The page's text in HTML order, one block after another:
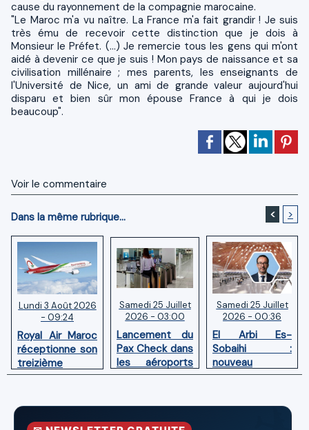
cause du rayonnement de la compagnie marocaine.
"Le Maroc m'a vu naître. La France m'a fait grandir ! Je suis
très ému de recevoir cette distinction que je dois à
Monsieur le Préfet. (…) Je remercie tous les gens qui m'ont
aidé à devenir ce que je suis ! Mon pays de naissance et sa
civilisation millénaire ; mes parents, les enseignants de
l'Université de Nice, un ami de grande valeur aujourd'hui
disparu et bien sûr mon épouse France à qui je dois
beaucoup".
Voir le commentaire
Dans la même rubrique... < >
Lundi 3 Août 2026
- 09:24
Royal Air Maroc
réceptionne son
treizième
Boeing 787
Samedi 25 Juillet
2026 - 03:00
Lancement du
Pax Check dans
les aéroports
du Maroc
Samedi 25 Juillet
2026 - 00:36
El Arbi Es-
Sobaihi :
nouveau
directeur à la
l’Aéroport
Mohammed V